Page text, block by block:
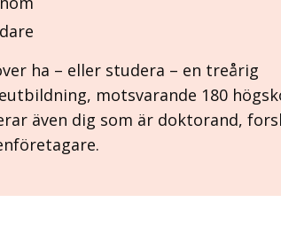
ha – eller studera – en treårig
motsvarande 180
även dig som är doktorand,